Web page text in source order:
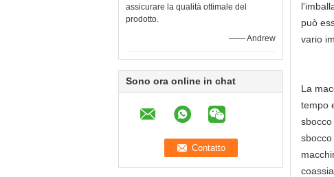
assicurare la qualità ottimale del
prodotto.
—— Andrew
Sono ora online in chat
può
vario
La
tempo